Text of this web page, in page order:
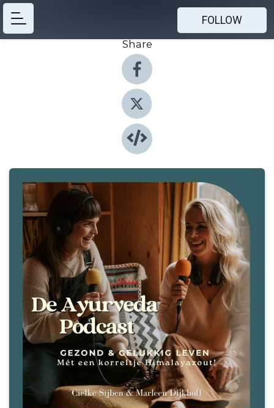
FOLLOW
Share